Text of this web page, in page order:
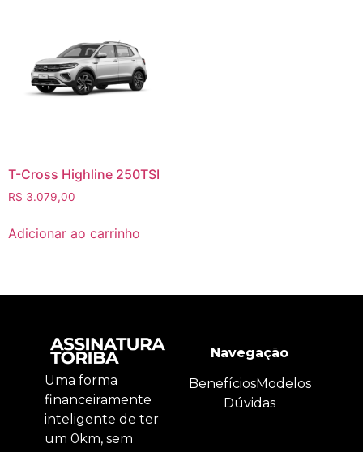
T-Cross Highline 250TSI
R$ 3.079,00
Adicionar ao carrinho
Uma forma
financeiramente
inteligente de ter
um 0km, sem
Navegação
BenefíciosModelos
Dúvidas